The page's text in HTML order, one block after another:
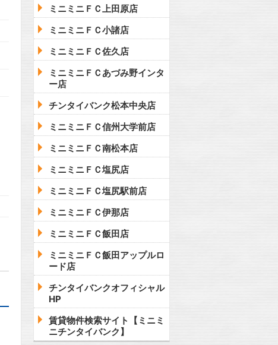
ミニミニＦＣ上田原店
ミニミニＦＣ小諸店
ミニミニＦＣ佐久店
ミニミニＦＣあづみ野インタ
ー店
チンタイバンク松本中央店
ミニミニＦＣ信州大学前店
ミニミニＦＣ南松本店
ミニミニＦＣ塩尻店
ミニミニＦＣ塩尻駅前店
ミニミニＦＣ伊那店
ミニミニＦＣ飯田店
ミニミニＦＣ飯田アップルロ
ード店
チンタイバンクオフィシャル
HP
賃貸物件検索サイト【ミニミ
ニチンタイバンク】